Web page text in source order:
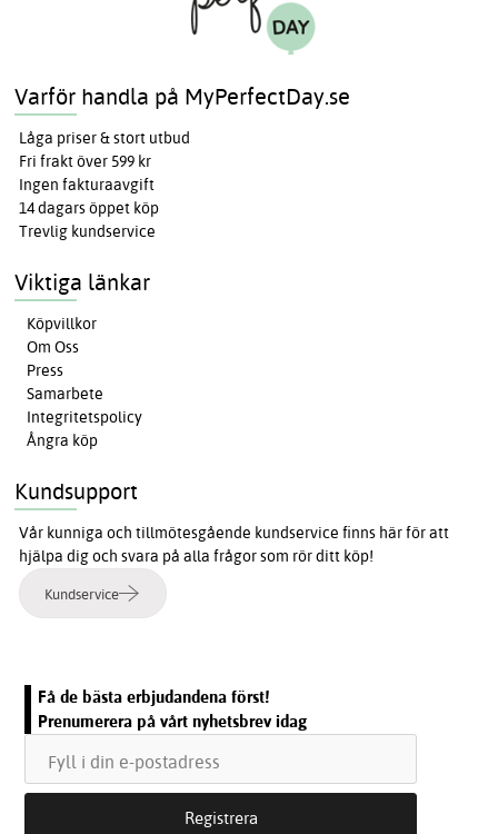
Varför handla på MyPerfectDay.se
Låga priser & stort utbud
Fri frakt över 599 kr
Ingen fakturaavgift
14 dagars öppet köp
Trevlig kundservice
Viktiga länkar
Köpvillkor
Om Oss
Press
Samarbete
Integritetspolicy
Ångra köp
Kundsupport
Vår kunniga och tillmötesgående kundservice finns här för att
hjälpa dig och svara på alla frågor som rör ditt köp!
Kundservice
Få de bästa erbjudandena först!
Prenumerera på vårt nyhetsbrev idag